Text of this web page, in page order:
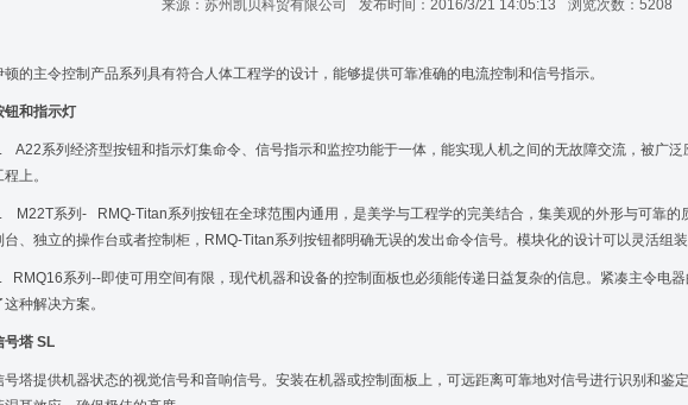
来源：苏州凯贝科贸有限公司 发布时间：2016/3/21 14:05:13 浏览次数：5208
顿的主令控制产品系列具有符合人体工程学的设计，能够提供可靠准确的电流控制和信号指示。
钮和指示灯
A22系列经济型按钮和指示灯集命令、信号指示和监控功能于一体，能实现人机之间的无故障交流，被广泛
程上。
M22T系列- RMQ-Titan系列按钮在全球范围内通用，是美学与工程学的完美结合，集美观的外形与可靠的
台、独立的操作台或者控制柜，RMQ-Titan系列按钮都明确无误的发出命令信号。模块化的设计可以灵活组
RMQ16系列--即使可用空间有限，现代机器和设备的控制面板也必须能传递日益复杂的信息。紧凑主令电
这种解决方案。
号塔 SL
号塔提供机器状态的视觉信号和音响信号。安装在机器或控制面板上，可远距离可靠地对信号进行识别和鉴